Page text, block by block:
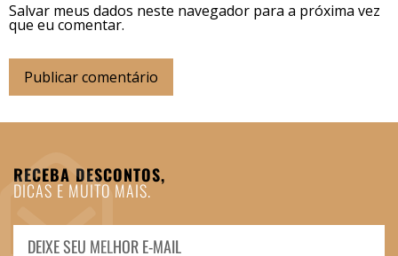
Salvar meus dados neste navegador para a próxima vez
que eu comentar.
RECEBA DESCONTOS,
DICAS E MUITO MAIS.